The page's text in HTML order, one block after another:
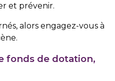
et prévenir.
alors engagez-vous à
fonds de dotation,